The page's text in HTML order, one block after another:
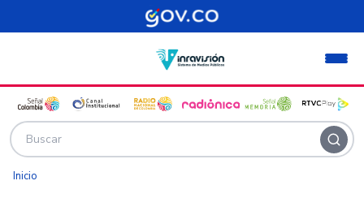
Pasar al contenido principal
Inicio